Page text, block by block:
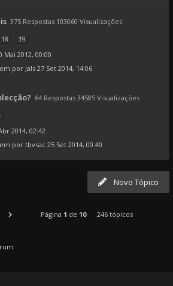
375 Respostas 103060 Visualizações
18
19
Mai 2012, 00:00
por Jals 27 Set 2014, 14:06
64 Respostas 34585 Visualizações
2014, 02:42
por tbvsac 25 Set 2014, 00:40
Novo Tópico
Página 1 de 10 246 tópicos